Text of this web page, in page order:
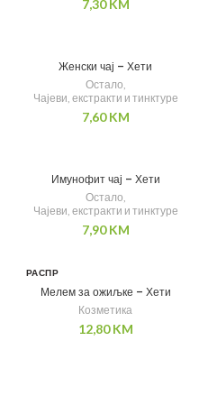
7,30KM
Женски чај – Хети
Остало,
Чајеви, екстракти и тинктуре
7,60KM
Имунофит чај – Хети
Остало,
Чајеви, екстракти и тинктуре
7,90KM
РАСПР
О
Мелем за ожиљке – Хети
Козметика
12,80KM